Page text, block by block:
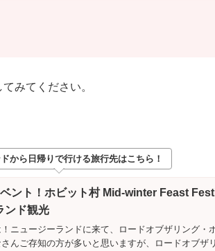
みてください。
から日帰りで行ける旅行先はこちら！
ント！ホビット村 Mid-winter Feast
ンド観光
ニュージーランドに来て、ロードオブザリング・
んご存知の方が多いと思いますが、ロードオブザ